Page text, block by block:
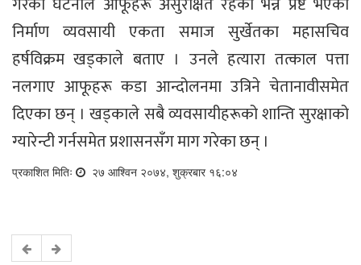
निर्माण व्यवसायी एकता समाज सुर्खेतका महासचिव
हर्षविक्रम खड्काले बताए । उनले हत्यारा तत्काल पत्ता
नलगाए आफूहरू कडा आन्दोलनमा उत्रिने चेतानावीसमेत
दिएका छन् । खड्काले सबै व्यवसायीहरूको शान्ति सुरक्षाको
ग्यारेन्टी गर्नसमेत प्रशासनसँग माग गरेका छन् ।
प्रकाशित मितिः २७ आश्विन २०७४, शुक्रबार १६:०४